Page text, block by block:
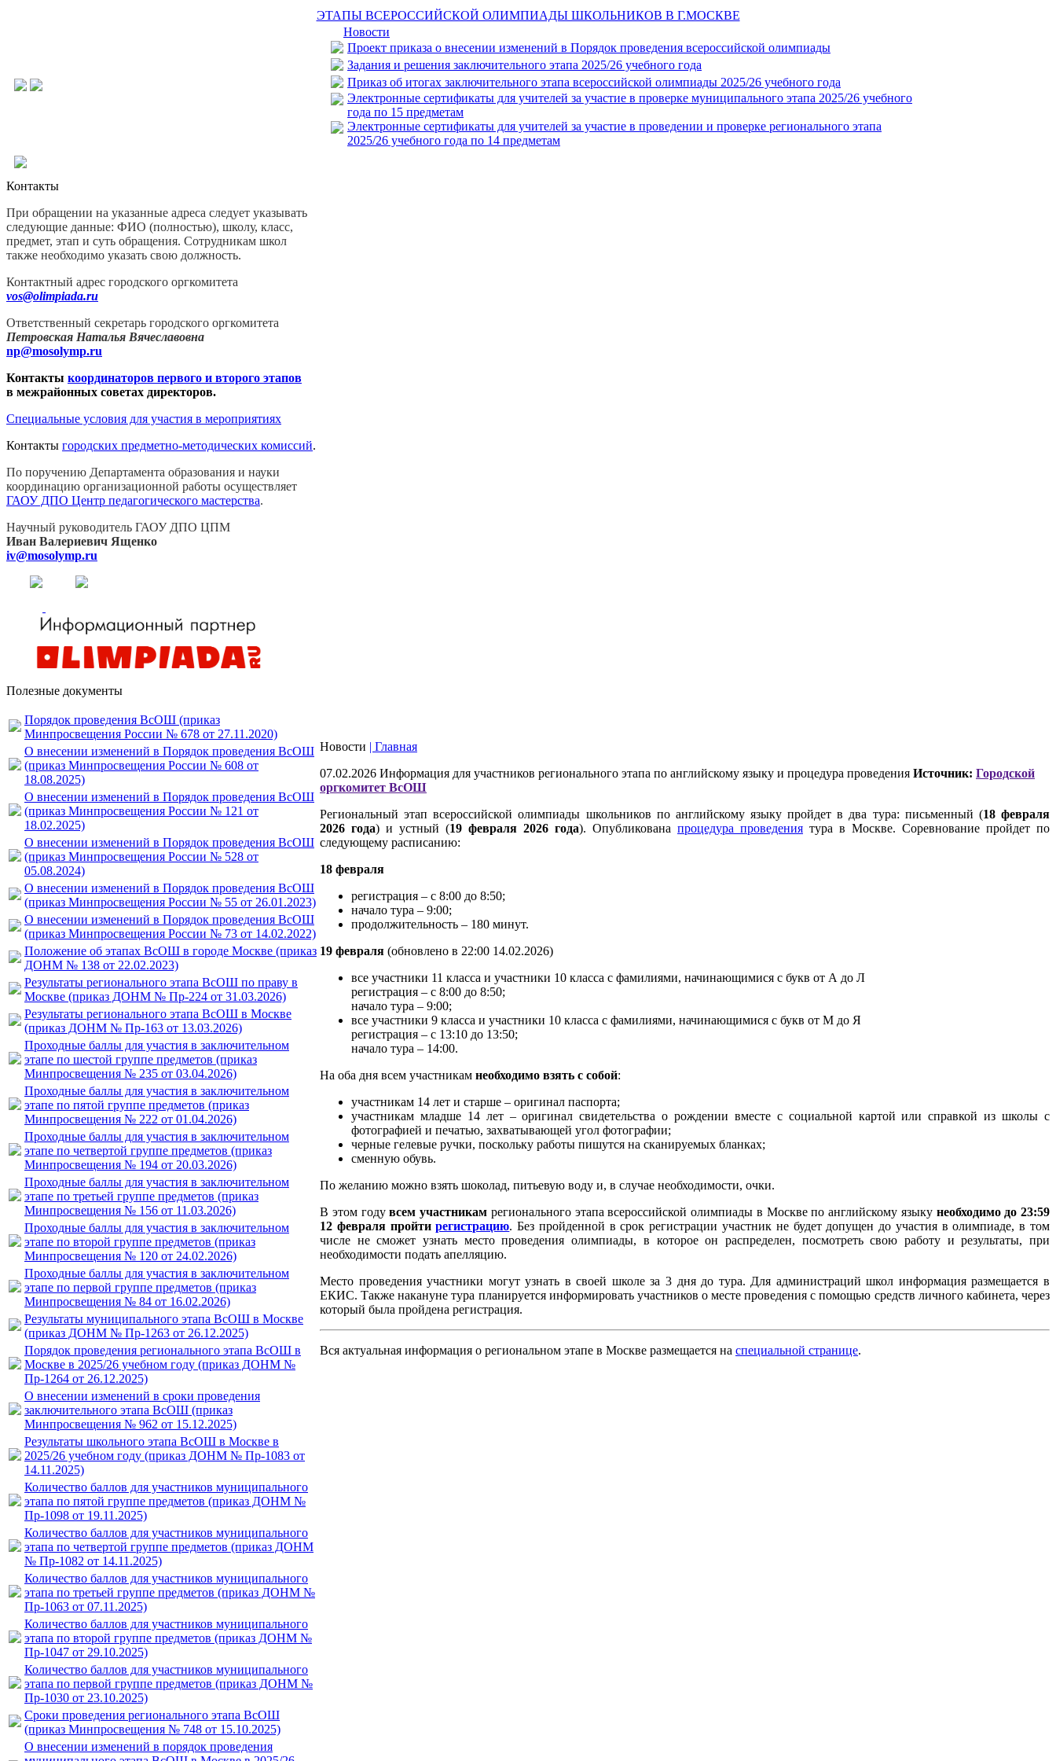
ЭТАПЫ ВСЕРОССИЙСКОЙ ОЛИМПИАДЫ ШКОЛЬНИКОВ В Г.МОСКВЕ
Новости
Проект приказа о внесении изменений в Порядок проведения всероссийской олимпиады
Задания и решения заключительного этапа 2025/26 учебного года
Приказ об итогах заключительного этапа всероссийской олимпиады 2025/26 учебного года
Электронные сертификаты для учителей за участие в проверке муниципального этапа 2025/26 учебного
года по 15 предметам
Электронные сертификаты для учителей за участие в проведении и проверке регионального этапа
2025/26 учебного года по 14 предметам
Контакты
При обращении на указанные адреса следует указывать
следующие данные: ФИО (полностью), школу, класс,
предмет, этап и суть обращения. Сотрудникам школ
также необходимо указать свою должность.
Контактный адрес городского оргкомитета
vos@olimpiada.ru
Ответственный секретарь городского оргкомитета
Петровская Наталья Вячеславовна
np@mosolymp.ru
Контакты координаторов первого и второго этапов
в межрайонных советах директоров.
Специальные условия для участия в мероприятиях
Контакты городских предметно-методических комиссий.
По поручению Департамента образования и науки
координацию организационной работы осуществляет
ГАОУ ДПО Центр педагогического мастерства.
Научный руководитель ГАОУ ДПО ЦПМ
Иван Валериевич Ященко
iv@mosolymp.ru
Полезные документы
Порядок проведения ВсОШ (приказ
Минпросвещения России № 678 от 27.11.2020)
О внесении изменений в Порядок проведения ВсОШ
(приказ Минпросвещения России № 608 от
18.08.2025)
О внесении изменений в Порядок проведения ВсОШ
(приказ Минпросвещения России № 121 от
18.02.2025)
О внесении изменений в Порядок проведения ВсОШ
(приказ Минпросвещения России № 528 от
05.08.2024)
О внесении изменений в Порядок проведения ВсОШ
(приказ Минпросвещения России № 55 от 26.01.2023)
О внесении изменений в Порядок проведения ВсОШ
(приказ Минпросвещения России № 73 от 14.02.2022)
Положение об этапах ВсОШ в городе Москве (приказ
ДОНМ № 138 от 22.02.2023)
Результаты регионального этапа ВсОШ по праву в
Москве (приказ ДОНМ № Пр-224 от 31.03.2026)
Результаты регионального этапа ВсОШ в Москве
(приказ ДОНМ № Пр-163 от 13.03.2026)
Проходные баллы для участия в заключительном
этапе по шестой группе предметов (приказ
Минпросвещения № 235 от 03.04.2026)
Проходные баллы для участия в заключительном
этапе по пятой группе предметов (приказ
Минпросвещения № 222 от 01.04.2026)
Проходные баллы для участия в заключительном
этапе по четвертой группе предметов (приказ
Минпросвещения № 194 от 20.03.2026)
Проходные баллы для участия в заключительном
этапе по третьей группе предметов (приказ
Минпросвещения № 156 от 11.03.2026)
Проходные баллы для участия в заключительном
этапе по второй группе предметов (приказ
Минпросвещения № 120 от 24.02.2026)
Проходные баллы для участия в заключительном
этапе по первой группе предметов (приказ
Минпросвещения № 84 от 16.02.2026)
Результаты муниципального этапа ВсОШ в Москве
(приказ ДОНМ № Пр-1263 от 26.12.2025)
Порядок проведения регионального этапа ВсОШ в
Москве в 2025/26 учебном году (приказ ДОНМ №
Пр-1264 от 26.12.2025)
О внесении изменений в сроки проведения
заключительного этапа ВсОШ (приказ
Минпросвещения № 962 от 15.12.2025)
Результаты школьного этапа ВсОШ в Москве в
2025/26 учебном году (приказ ДОНМ № Пр-1083 от
14.11.2025)
Количество баллов для участников муниципального
этапа по пятой группе предметов (приказ ДОНМ №
Пр-1098 от 19.11.2025)
Количество баллов для участников муниципального
этапа по четвертой группе предметов (приказ ДОНМ
№ Пр-1082 от 14.11.2025)
Количество баллов для участников муниципального
этапа по третьей группе предметов (приказ ДОНМ №
Пр-1063 от 07.11.2025)
Количество баллов для участников муниципального
этапа по второй группе предметов (приказ ДОНМ №
Пр-1047 от 29.10.2025)
Количество баллов для участников муниципального
этапа по первой группе предметов (приказ ДОНМ №
Пр-1030 от 23.10.2025)
Сроки проведения регионального этапа ВсОШ
(приказ Минпросвещения № 748 от 15.10.2025)
О внесении изменений в порядок проведения
Новости | Главная
07.02.2026 Информация для участников регионального этапа по английскому языку и процедура проведения Источник: Городской
оргкомитет ВсОШ
Региональный этап всероссийской олимпиады школьников по английскому языку пройдет в два тура: письменный (18 февраля
2026 года) и устный (19 февраля 2026 года). Опубликована процедура проведения тура в Москве. Соревнование пройдет по
следующему расписанию:
18 февраля
регистрация – с 8:00 до 8:50;
начало тура – 9:00;
продолжительность – 180 минут.
19 февраля (обновлено в 22:00 14.02.2026)
все участники 11 класса и участники 10 класса с фамилиями, начинающимися с букв от А до Л
регистрация – с 8:00 до 8:50;
начало тура – 9:00;
все участники 9 класса и участники 10 класса с фамилиями, начинающимися с букв от М до Я
регистрация – с 13:10 до 13:50;
начало тура – 14:00.
На оба дня всем участникам необходимо взять с собой:
участникам 14 лет и старше – оригинал паспорта;
участникам младше 14 лет – оригинал свидетельства о рождении вместе с социальной картой или справкой из школы с
фотографией и печатью, захватывающей угол фотографии;
черные гелевые ручки, поскольку работы пишутся на сканируемых бланках;
сменную обувь.
По желанию можно взять шоколад, питьевую воду и, в случае необходимости, очки.
В этом годувсем участникам регионального этапа всероссийской олимпиады в Москве по английскому языкунеобходимо до 23:59
12 февраля пройтирегистрацию. Без пройденной в срок регистрации участник не будет допущен до участия в олимпиаде, в том
числе не сможет узнать место проведения олимпиады, в которое он распределен, посмотреть свою работу и результаты, при
необходимости подать апелляцию.
Место проведения участники могут узнать в своей школе за 3 дня до тура. Для администраций школ информация размещается в
ЕКИС. Также накануне тура планируется информировать участников о месте проведения с помощью средств личного кабинета, через
который была пройдена регистрация.
Вся актуальная информация о региональном этапе в Москве размещается на специальной странице.